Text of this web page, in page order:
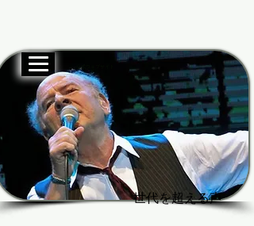
世代を超える声
世代を超える声
公式ウェブサイト